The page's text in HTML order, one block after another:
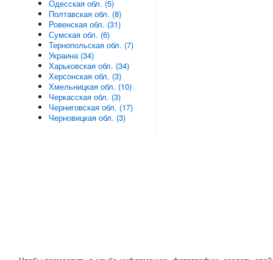
Одесская обл. (5)
Полтавская обл. (8)
Ровенская обл. (31)
Сумская обл. (6)
Тернопольская обл. (7)
Украина (34)
Харьковская обл. (34)
Херсонская обл. (3)
Хмельницкая обл. (10)
Черкасская обл. (3)
Черниговская обл. (17)
Черновицкая обл. (3)